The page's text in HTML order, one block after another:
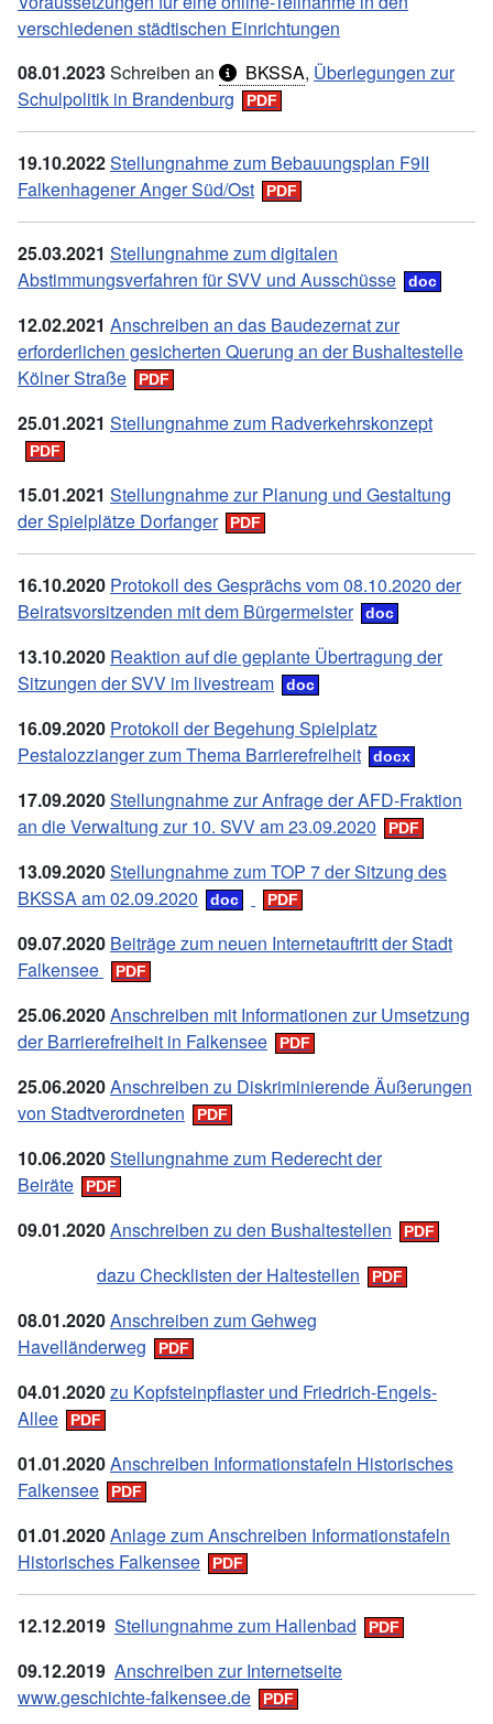
verschiedenen städtischen Einrichtungen
08.01.2023Schreiben an BKSSA, Überlegungen zur
Schulpolitik in Brandenburg
19.10.2022Stellungnahme zum Bebauungsplan F9II
Falkenhagener Anger Süd/Ost
25.03.2021 Stellungnahme zum digitalen
Abstimmungsverfahren für SVV und Ausschüsse
12.02.2021 Anschreiben an das Baudezernat zur
erforderlichen gesicherten Querung an der Bushaltestelle
Kölner Straße
25.01.2021 Stellungnahme zum Radverkehrskonzept
15.01.2021 Stellungnahme zur Planung und Gestaltung
der Spielplätze Dorfanger
16.10.2020 Protokoll des Gesprächs vom 08.10.2020 der
Beiratsvorsitzenden mit dem Bürgermeister
13.10.2020 Reaktion auf die geplante Übertragung der
Sitzungen der SVV im livestream
16.09.2020 Protokoll der Begehung Spielplatz
Pestalozzianger zum Thema Barrierefreiheit
17.09.2020Stellungnahme zur Anfrage der AFD-Fraktion
an die Verwaltung zur 10. SVV am 23.09.2020
13.09.2020Stellungnahme zum TOP 7 der Sitzung des
BKSSA am 02.09.2020
09.07.2020 Beiträge zum neuen Internetauftritt der Stadt
Falkensee
25.06.2020Anschreiben mit Informationen zur Umsetzung
der Barrierefreiheit in Falkensee
25.06.2020Anschreiben zu Diskriminierende Äußerungen
von Stadtverordneten
10.06.2020Stellungnahme zum Rederecht der
Beiräte
09.01.2020Anschreiben zu den Bushaltestellen
dazu Checklisten der Haltestellen
08.01.2020Anschreiben zum Gehweg
Havelländerweg
04.01.2020zu Kopfsteinpflaster und Friedrich-Engels-
Allee
01.01.2020Anschreiben Informationstafeln Historisches
Falkensee
01.01.2020Anlage zum Anschreiben Informationstafeln
Historisches Falkensee
12.12.2019 Stellungnahme zum Hallenbad
09.12.2019 Anschreiben zur Internetseite
www.geschichte-falkensee.de